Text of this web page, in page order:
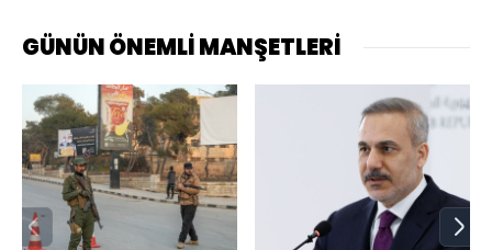
GÜNÜN ÖNEMLİ MANŞETLERİ